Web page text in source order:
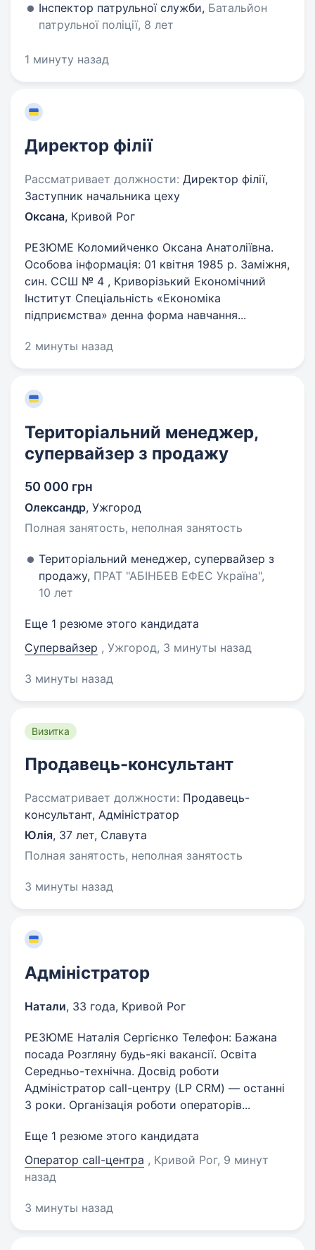
Інспектор патрульної служби, Батальйон
патрульної поліції, 8 лет
1 минуту назад
Директор філії
Рассматривает должности: Директор філії,
Заступник начальника цеху
Оксана, Кривой Рог
РЕЗЮМЕ Коломийченко Оксана Анатоліївна.
Особова інформація: 01 квітня 1985 р. Заміжня,
син. ССШ № 4 , Криворізький Економічний
Інститут Спеціальність «Економіка
підприємства» денна форма навчання...
2 минуты назад
Територіальний менеджер,
супервайзер з продажу
50 000 грн
Олександр, Ужгород
Полная занятость, неполная занятость
Територіальний менеджер, супервайзер з
продажу, ПРАТ "АБІНБЕВ ЕФЕС Україна",
10 лет
Еще 1 резюме этого кандидата
Супервайзер , Ужгород, 3 минуты назад
3 минуты назад
Визитка
Продавець-консультант
Рассматривает должности: Продавець-
консультант, Адміністратор
Юлія, 37 лет, Славута
Полная занятость, неполная занятость
3 минуты назад
Адміністратор
Натали, 33 года, Кривой Рог
РЕЗЮМЕ Наталія Сергієнко Телефон: Бажана
посада Розгляну будь-які вакансії. Освіта
Середньо-технічна. Досвід роботи
Адміністратор call-центру (LP CRM) — останні
3 роки. Організація роботи операторів...
Еще 1 резюме этого кандидата
Оператор call-центра , Кривой Рог, 9 минут
назад
3 минуты назад